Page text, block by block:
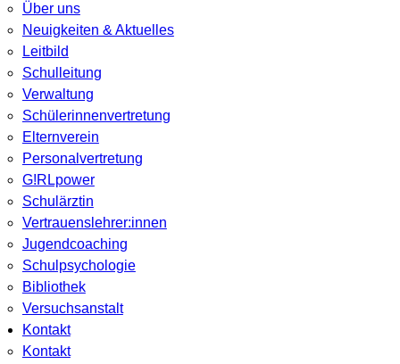
Über uns
Neuigkeiten & Aktuelles
Leitbild
Schulleitung
Verwaltung
Schülerinnenvertretung
Elternverein
Personalvertretung
G!RLpower
Schulärztin
Vertrauenslehrer:innen
Jugendcoaching
Schulpsychologie
Bibliothek
Versuchsanstalt
Kontakt
Kontakt